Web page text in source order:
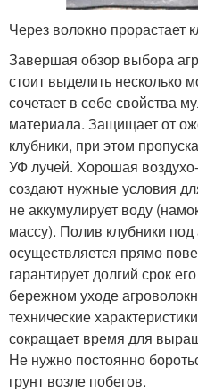
Через волокно прорастает
Завершая обзор выбора
стоит выделить несколько
сочетает в себе свойства
материала. Защищает от
клубники, при этом
УФ лучей. Хорошая
создают нужные условия
не аккумулирует воду
массу). Полив клубники
осуществляется прямо
гарантирует долгий срок
бережном уходе
технические
сокращает время для
Не нужно постоянно
грунт возле побегов.